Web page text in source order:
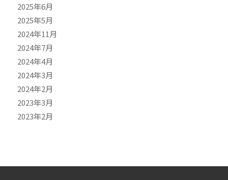
2025年6月
2025年5月
2024年11月
2024年7月
2024年4月
2024年3月
2024年2月
2023年3月
2023年2月